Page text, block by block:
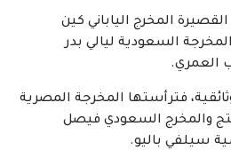
المخرج الياباني كين
السعودية ليالي بدر
العمري.
فترأستها المخرجة المصرية
والمخرج السعودي فيصل
سيلفي باليو.